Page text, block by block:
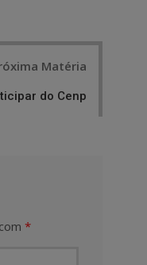
Matéria
do Cenp
*